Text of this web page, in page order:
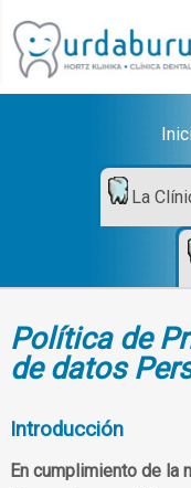
La
Política de
de datos
Introducción
En cumplimiento de la